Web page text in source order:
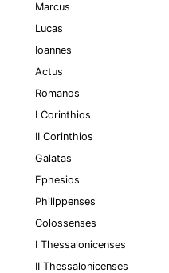
Marcus
Lucas
Ioannes
Actus
Romanos
I Corinthios
II Corinthios
Galatas
Ephesios
Philippenses
Colossenses
I Thessalonicenses
II Thessalonicenses